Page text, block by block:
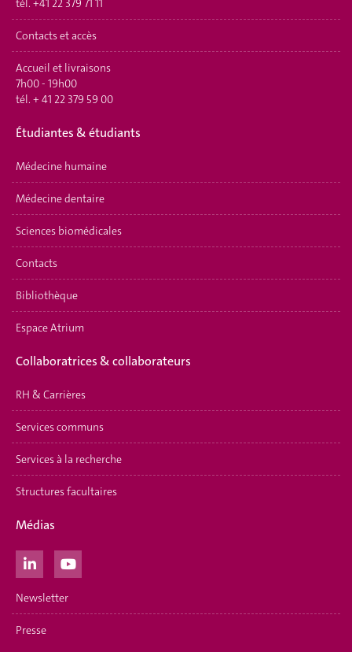
tél. +41 22 379 71 11
Contacts et accès
Accueil et livraisons
7h00 - 19h00
tél. + 41 22 379 59 00
Étudiantes & étudiants
Médecine humaine
Médecine dentaire
Sciences biomédicales
Contacts
Bibliothèque
Espace Atrium
Collaboratrices & collaborateurs
RH & Carrières
Services communs
Services à la recherche
Structures facultaires
Médias
Newsletter
Presse